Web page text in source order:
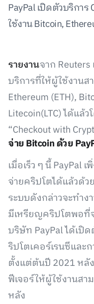
PayPal เปิดตัวบริการ
ใช้งาน Bitcoin,
รายงานจาก
บริการที่ให้ผู้ใช้งานส
Ethereum (ETH),
Litecoin(LTC) ได้แล้
“Checkout with
จ่าย Bitcoin ด้วย
เมื่อเร็ว ๆ นี้ PayPal
จ่ายคริปโตได้แล้วด้ว
ระบบดังกล่าวจะทำ
มีเหรียญคริปโตพอที่
บริษัท PayPal ได้เปิ
ริปโตเคอร์เรนซีและ
ตั้งแต่ต้นปี 2021 หลั
ฟีเจอร์ให้ผู้ใช้งานสา
หลัง